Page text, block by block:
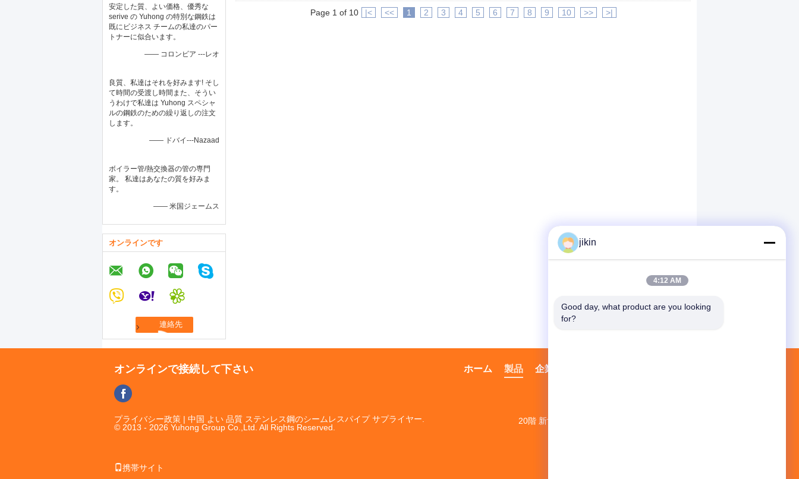
安定した質、よい価格、優秀な
serive の Yuhong の特別な鋼鉄は
既にビジネス チームの私達のパー
トナーに似合います。
—— コロンビア ---レオ
良質、私達はそれを好みます! そし
て時間の受渡し時間また、そうい
うわけで私達は Yuhong スペシャ
ルの鋼鉄のための繰り返しの注文
します。
—— ドバイ---Nazaad
ボイラー管/熱交換器の管の専門
家。 私達はあなたの質を好みま
す。
—— 米国ジェームス
オンラインです
Page 1 of 10 |< << 1 2 3 4 5 6 7 8 9 10 >> >|
オンラインで接続して下さい 企業情報
製品
ホーム
プライバシー政策 | 中国 よい 品質 ステンレス鋼のシームレスパイプ サプライヤー.
© 2013 - 2026 Yuhong Group Co.,Ltd. All Rights Reserved.
20階 新世界ビルNo.1 ミナン道路No.1018 仁
携帯サイト
jikin
4:12 AM
Good day, what product are you looking
for?